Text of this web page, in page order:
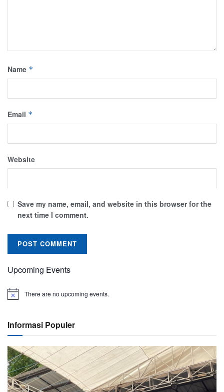
Name *
Email *
Website
Save my name, email, and website in this browser for the
next time I comment.
Upcoming Events
There are no upcoming events.
Informasi Populer